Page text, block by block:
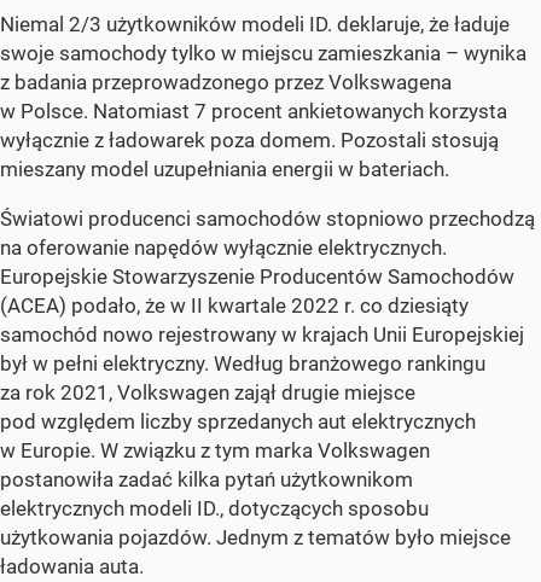
Niemal 2/3 użytkowników modeli ID. deklaruje, że ładuje
swoje samochody tylko w miejscu zamieszkania – wynika
z badania przeprowadzonego przez Volkswagena
w Polsce. Natomiast 7 procent ankietowanych korzysta
wyłącznie z ładowarek poza domem. Pozostali stosują
mieszany model uzupełniania energii w bateriach.
Światowi producenci samochodów stopniowo przechodzą
na oferowanie napędów wyłącznie elektrycznych.
Europejskie Stowarzyszenie Producentów Samochodów
(ACEA) podało, że w II kwartale 2022 r. co dziesiąty
samochód nowo rejestrowany w krajach Unii Europejskiej
był w pełni elektryczny. Według branżowego rankingu
za rok 2021, Volkswagen zajął drugie miejsce
pod względem liczby sprzedanych aut elektrycznych
w Europie. W związku z tym marka Volkswagen
postanowiła zadać kilka pytań użytkownikom
elektrycznych modeli ID., dotyczących sposobu
użytkowania pojazdów. Jednym z tematów było miejsce
ładowania auta.